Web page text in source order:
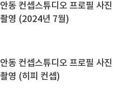
안동 컨셉스튜디오 프로필 사진
촬영 (2024년 7월)
안동 컨셉스튜디오 프로필 사진
촬영 (히피 컨셉)